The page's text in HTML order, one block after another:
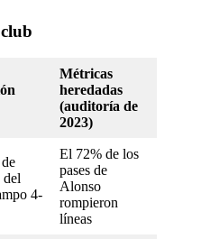
Métricas
heredadas
(auditoría de
2023)
del
4-
El 72% de los
pases de
Alonso
rompieron
líneas